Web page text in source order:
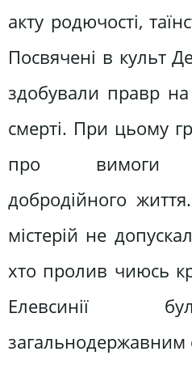
акту родючості,
Посвячені в культ
здобували правр на
смерті. При цьому
про вимоги
добродійного
містерій не
хто пролив чиюсь
Елевсинії
загальнодержавним